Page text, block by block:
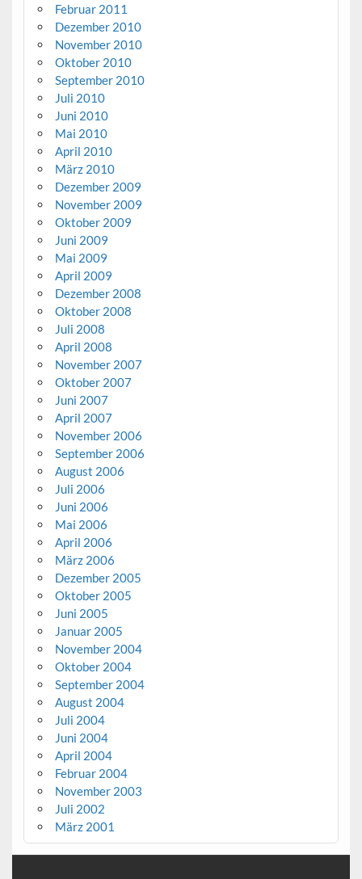
Februar 2011
Dezember 2010
November 2010
Oktober 2010
September 2010
Juli 2010
Juni 2010
Mai 2010
April 2010
März 2010
Dezember 2009
November 2009
Oktober 2009
Juni 2009
Mai 2009
April 2009
Dezember 2008
Oktober 2008
Juli 2008
April 2008
November 2007
Oktober 2007
Juni 2007
April 2007
November 2006
September 2006
August 2006
Juli 2006
Juni 2006
Mai 2006
April 2006
März 2006
Dezember 2005
Oktober 2005
Juni 2005
Januar 2005
November 2004
Oktober 2004
September 2004
August 2004
Juli 2004
Juni 2004
April 2004
Februar 2004
November 2003
Juli 2002
März 2001